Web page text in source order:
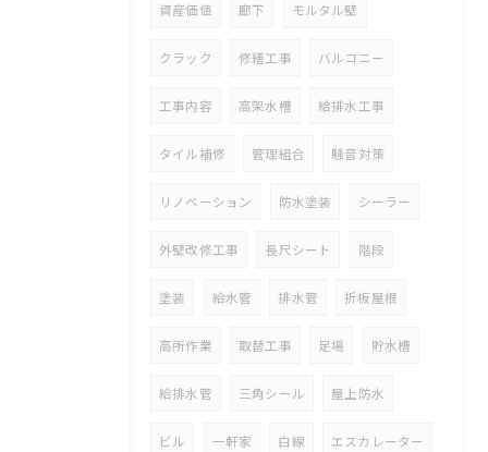
資産価値 廊下 モルタル壁
クラック 修繕工事 バルコニー
工事内容 高架水槽 給排水工事
タイル補修 管理組合 騒音対策
リノベーション 防水塗装 シーラー
外壁改修工事 長尺シート 階段
塗装 給水管 排水管 折板屋根
高所作業 取替工事 足場 貯水槽
給排水管 三角シール 屋上防水
ビル 一軒家 白線 エスカレーター